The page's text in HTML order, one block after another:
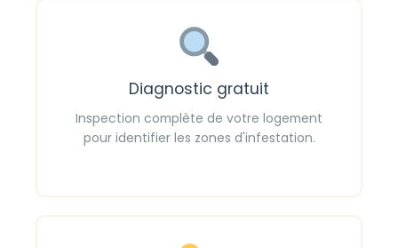
Diagnostic gratuit
Inspection complète de votre logement
pour identifier les zones d'infestation.